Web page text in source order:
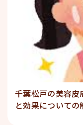
千葉松戸の美容
と効果についての